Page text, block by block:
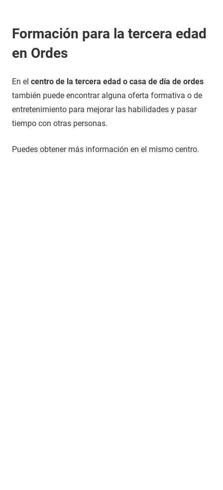
Formación para la tercera edad
en Ordes
En el centro de la tercera edad o casa de día de ordes
también puede encontrar alguna oferta formativa o de
entretenimiento para mejorar las habilidades y pasar
tiempo con otras personas.
Puedes obtener más información en el mismo centro.